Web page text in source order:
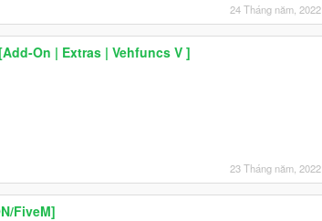
24 Tháng năm, 2022
On | Extras | Vehfuncs V ]
23 Tháng năm, 2022
FiveM]